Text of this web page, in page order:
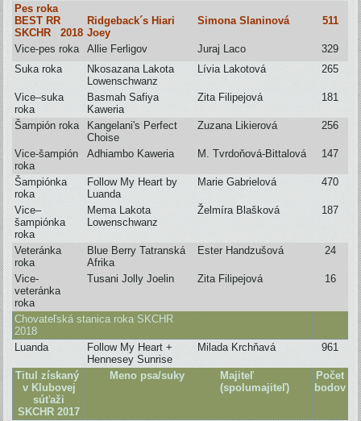
Pes roka
BEST RR
SKCHR 2018
Ridgeback´s Hiari
Joey
Simona Slaninová 511
Vice-pes roka Allie Ferligov Juraj Laco
329
Suka roka
Nkosazana Lakota
Lowenschwanz
Lívia Lakotová 265
Vice–suka
roka
Basmah Safiya
Kaweria
Zita Filipejová 181
Šampión roka
Kangelani's Perfect
Choise
Zuzana Likierová 256
Vice-šampión
roka
Adhiambo Kaweria M. Tvrdoňová-Bittalová 147
Šampiónka
roka
Follow My Heart by
Luanda
Marie Gabrielová 470
Vice–
šampiónka
roka
Mema Lakota
Lowenschwanz
Želmíra Blašková 187
Veteránka
roka
Blue Berry Tatranská
Afrika
Ester Handzušová 24
Vice-
veteránka
roka
Tusani Jolly Joelin Zita Filipejová 16
Chovateľská stanica roka SKCHR
2018
Luanda
Follow My Heart +
Hennesey Sunrise
Milada Krchňavá 961
Titul získaný
v Klubovej
súťaži
SKCHR 2017
Meno psa/suky
Majiteľ
(spolumajiteľ)
Počet
bodov